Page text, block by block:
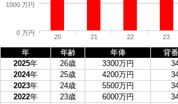
20 21 22 23
0 万円
1000 万円
年 年齢 年俸 背
2025年 26歳 3300万円
2024年 25歳 4200万円
2023年 24歳 5500万円
2022年 23歳 6000万円